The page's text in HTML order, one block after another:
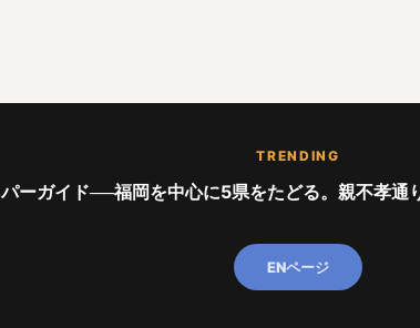
TRENDING
ーガイド──福岡を中心に5県をたどる。親不孝通
ENページ